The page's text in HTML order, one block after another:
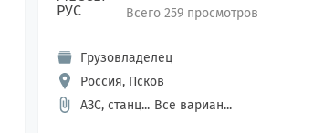
Всего 259 просмотров
Грузовладелец
Россия, Псков
АЗС, станц... Все вариан...